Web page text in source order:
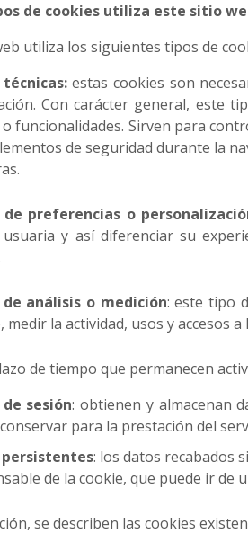
de cookies utiliza este sitio
utiliza los siguientes tipos de
estas cookies son
Con carácter general, este
funcionalidades. Sirven para
de seguridad durante la
de preferencias o
y así diferenciar su
de análisis o medición: este tipo
medir la actividad, usos y accesos
de tiempo que permanecen
sesión: obtienen y almacenan
para la prestación del
persistentes: los datos recabados
de la cookie, que puede ir de
se describen las cookies